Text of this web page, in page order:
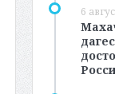
6